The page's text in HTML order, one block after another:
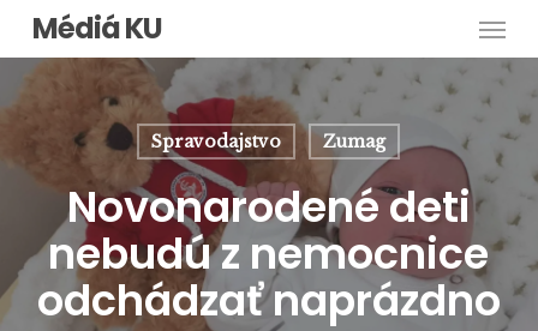
Skip
main
content
Médiá KU
Spravodajstvo Zumag
Novonarodené deti
nebudú z nemocnice
odchádzať naprázdno